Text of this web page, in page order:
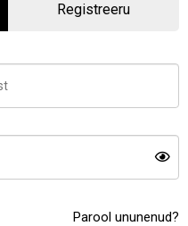
Kiire
Registreeru
Parool ununenud?